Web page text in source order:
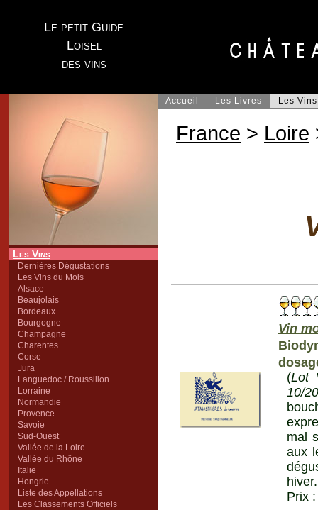
Le petit Guide
Loisel
des vins
Les Vins
Dernières Dégustations
Les Vins du Mois
Alsace
Beaujolais
Bordeaux
Bourgogne
Champagne
Charentes
Corse
Jura
Languedoc / Roussillon
Lorraine
Normandie
Provence
Savoie
Sud-Ouest
Vallée de la Loire
Vallée du Rhône
Italie
Hongrie
Liste des Appellations
Les Classements Officiels
Accueil Les Livres Les Vins
France > Loire
Vin
(Lot
10/
mal
aux
Prix